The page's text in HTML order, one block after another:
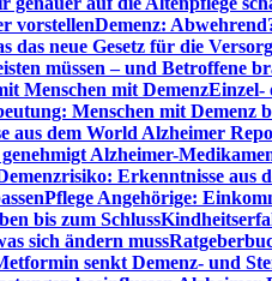
vorstellenDemenz:
neue Gesetz für die
müssen – und Betroffene
Menschen mit DemenzEinzel-
Menschen mit Demenz
aus dem World Alzheimer
Alzheimer-
Erkenntnisse
Pflege Angehörige:
bis zum Schluss
sich ändern muss
senkt Demenz- und